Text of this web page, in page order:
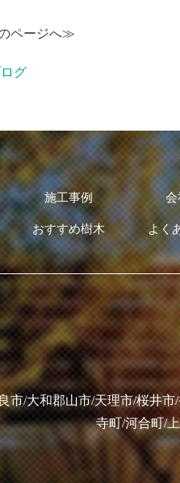
ページへ≫
グ
施工事例 会
おすすめ樹木 よく
市/大和郡山市/天理市/桜井
寺町/河合町/